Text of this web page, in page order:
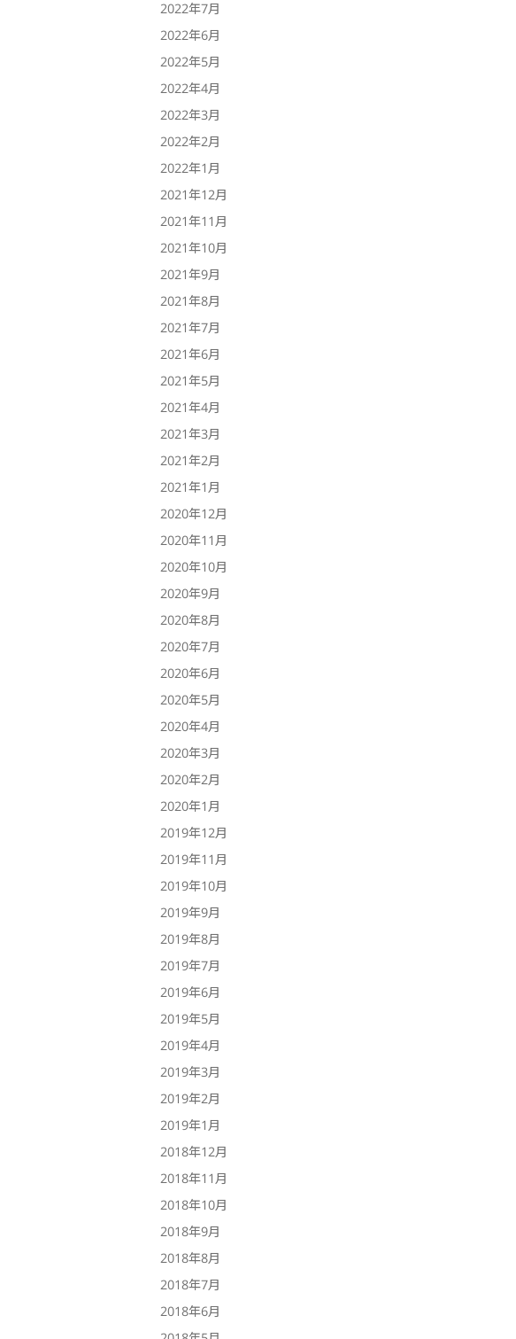
2022年7月
2022年6月
2022年5月
2022年4月
2022年3月
2022年2月
2022年1月
2021年12月
2021年11月
2021年10月
2021年9月
2021年8月
2021年7月
2021年6月
2021年5月
2021年4月
2021年3月
2021年2月
2021年1月
2020年12月
2020年11月
2020年10月
2020年9月
2020年8月
2020年7月
2020年6月
2020年5月
2020年4月
2020年3月
2020年2月
2020年1月
2019年12月
2019年11月
2019年10月
2019年9月
2019年8月
2019年7月
2019年6月
2019年5月
2019年4月
2019年3月
2019年2月
2019年1月
2018年12月
2018年11月
2018年10月
2018年9月
2018年8月
2018年7月
2018年6月